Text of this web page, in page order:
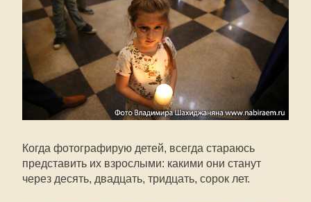
Когда фотографирую детей, всегда стараюсь
представить их взрослыми: какими они станут
через десять, двадцать, тридцать, сорок лет.